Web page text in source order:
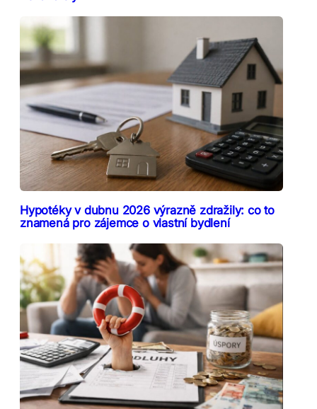
Hypotéky v dubnu 2026 výrazně zdražily: co to
znamená pro zájemce o vlastní bydlení